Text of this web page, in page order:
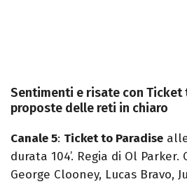
Sentimenti e risate con Ticket
proposte delle reti in chiaro
Canale 5: Ticket to Paradise
durata 104’. Regia di Ol Parker.
George Clooney, Lucas Bravo,